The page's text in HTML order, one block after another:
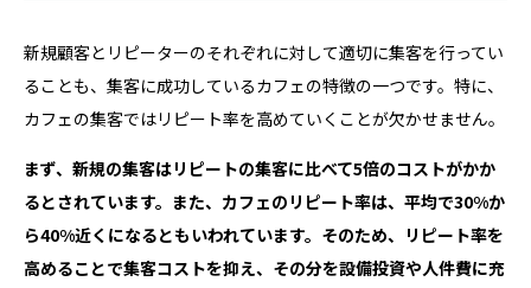
新規顧客とリピーターのそれぞれに対して適切に集客を行ってい
ることも、集客に成功しているカフェの特徴の一つです。特に、
カフェの集客ではリピート率を高めていくことが欠かせません。
まず、新規の集客はリピートの集客に比べて5倍のコストがかか
るとされています。また、カフェのリピート率は、平均で30%か
ら40%近くになるともいわれています。そのため、リピート率を
高めることで集客コストを抑え、その分を設備投資や人件費に充